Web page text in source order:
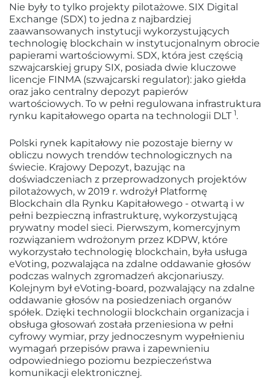
Nie były to tylko projekty pilotażowe. SIX Digital
Exchange (SDX) to jedna z najbardziej
zaawansowanych instytucji wykorzystujących
technologię blockchain w instytucjonalnym obrocie
papierami wartościowymi. SDX, która jest częścią
szwajcarskiej grupy SIX, posiada dwie kluczowe
licencje FINMA (szwajcarski regulator): jako giełda
oraz jako centralny depozyt papierów
wartościowych. To w pełni regulowana infrastruktura
rynku kapitałowego oparta na technologii DLT 1.
Polski rynek kapitałowy nie pozostaje bierny w
obliczu nowych trendów technologicznych na
świecie. Krajowy Depozyt, bazując na
doświadczeniach z przeprowadzonych projektów
pilotażowych, w 2019 r. wdrożył Platformę
Blockchain dla Rynku Kapitałowego - otwartą i w
pełni bezpieczną infrastrukturę, wykorzystującą
prywatny model sieci. Pierwszym, komercyjnym
rozwiązaniem wdrożonym przez KDPW, które
wykorzystało technologię blockchain, była usługa
eVoting, pozwalająca na zdalne oddawanie głosów
podczas walnych zgromadzeń akcjonariuszy.
Kolejnym był eVoting-board, pozwalający na zdalne
oddawanie głosów na posiedzeniach organów
spółek. Dzięki technologii blockchain organizacja i
obsługa głosowań została przeniesiona w pełni
cyfrowy wymiar, przy jednoczesnym wypełnieniu
wymagań przepisów prawa i zapewnieniu
odpowiedniego poziomu bezpieczeństwa
komunikacji elektronicznej.